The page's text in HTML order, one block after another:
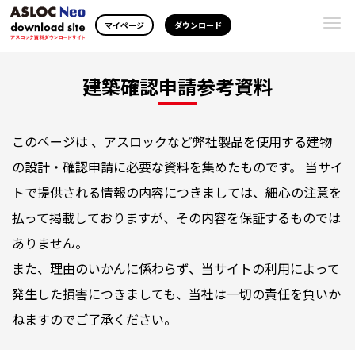
マイページ ダウンロード
建築確認申請参考資料
このページは 、アスロックなど弊社製品を使用する建物
の設計・確認申請に必要な資料を集めたものです。 当サイ
トで提供される情報の内容につきましては、細心の注意を
払って掲載しておりますが、その内容を保証するものでは
ありません。
また、理由のいかんに係わらず、当サイトの利用によって
発生した損害につきましても、当社は一切の責任を負いか
ねますのでご了承ください。